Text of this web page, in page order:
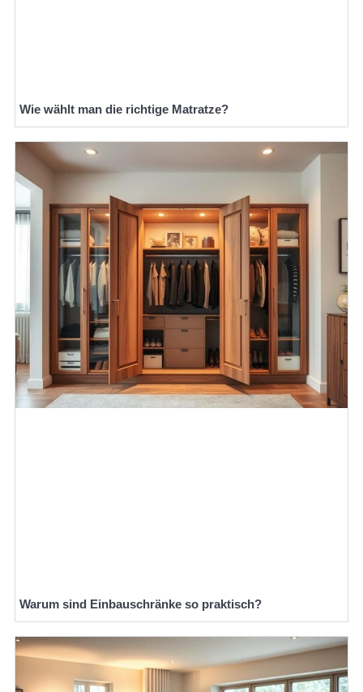
Wie wählt man die richtige Matratze?
Warum sind Einbauschränke so praktisch?